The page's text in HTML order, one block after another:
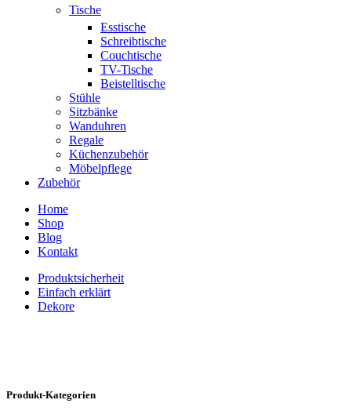
Tische
Esstische
Schreibtische
Couchtische
TV-Tische
Beistelltische
Stühle
Sitzbänke
Wanduhren
Regale
Küchenzubehör
Möbelpflege
Zubehör
Home
Shop
Blog
Kontakt
Produktsicherheit
Einfach erklärt
Dekore
Produkt-Kategorien